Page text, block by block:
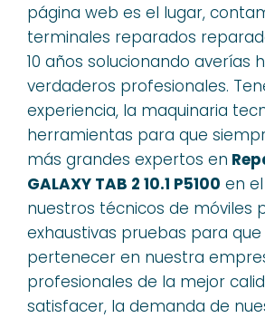
página web es el lugar,
terminales reparados
10 años solucionando averías
verdaderos profesionales.
experiencia, la maquinaria
herramientas para que
más grandes expertos en
GALAXY TAB 2 10.1 P5100 en
nuestros técnicos de móviles
exhaustivas pruebas para
pertenecer en nuestra
profesionales de la mejor
satisfacer, la demanda de